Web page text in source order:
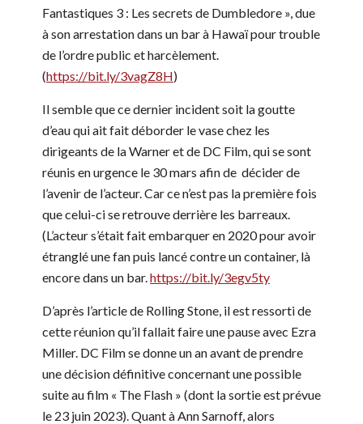
Fantastiques 3 : Les secrets de Dumbledore », due
à son arrestation dans un bar à Hawaï pour trouble
de l’ordre public et harcèlement.
(https://bit.ly/3vagZ8H)
Il semble que ce dernier incident soit la goutte
d’eau qui ait fait déborder le vase chez les
dirigeants de la Warner et de DC Film, qui se sont
réunis en urgence le 30 mars afin de décider de
l’avenir de l’acteur. Car ce n’est pas la première fois
que celui-ci se retrouve derrière les barreaux.
(L’acteur s’était fait embarquer en 2020 pour avoir
étranglé une fan puis lancé contre un container, là
encore dans un bar. https://bit.ly/3egv5ty
D’après l’article de Rolling Stone, il est ressorti de
cette réunion qu’il fallait faire une pause avec Ezra
Miller. DC Film se donne un an avant de prendre
une décision définitive concernant une possible
suite au film « The Flash » (dont la sortie est prévue
le 23 juin 2023). Quant à Ann Sarnoff, alors